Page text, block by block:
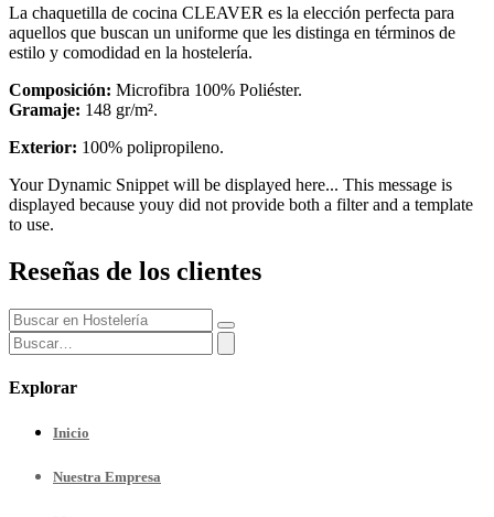
La chaquetilla de cocina CLEAVER es la elección perfecta para
aquellos que buscan un uniforme que les distinga en términos de
estilo y comodidad en la hostelería.
Composición: Microfibra 100% Poliéster.
Gramaje: 148 gr/m².
Exterior: 100% polipropileno.
Your Dynamic Snippet will be displayed here... This message is
displayed because youy did not provide both a filter and a template
to use.
Reseñas de los clientes
Explorar
Inicio
Nuestra Empresa